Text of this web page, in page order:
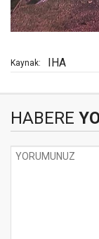
Kaynak: IHA
HABERE